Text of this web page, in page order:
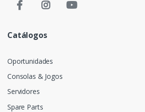
Catálogos
Oportunidades
Consolas & Jogos
Servidores
Spare Parts